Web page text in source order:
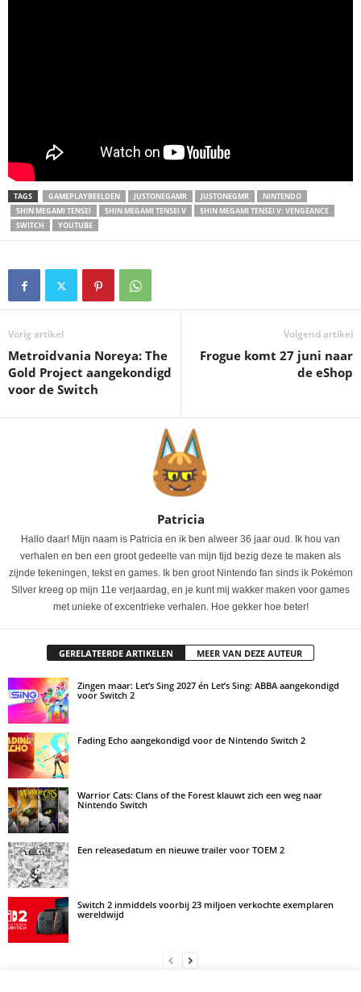
TAGS GAMEPLAYBEELDEN JUSTONEGAMR JUSTONEGMR
NINTENDO
SHIN MEGAMI TENSEI
SHIN MEGAMI TENSEI V
SHIN MEGAMI TENSEI V: VENGEANCE
SWITCH
YOUTUBE
Vorig artikel
Metroidvania Noreya: The
Gold Project aangekondigd
voor de Switch
Volgend artikel
Frogue komt 27 juni naar
de eShop
Patricia
Hallo daar! Mijn naam is Patricia en ik ben alweer 36 jaar oud. Ik hou van
verhalen en ben een groot gedeelte van mijn tijd bezig deze te maken als
zijnde tekeningen, tekst en games. Ik ben groot Nintendo fan sinds ik Pokémon
Silver kreeg op mijn 11e verjaardag, en je kunt mij wakker maken voor games
met unieke of excentrieke verhalen. Hoe gekker hoe beter!
GERELATEERDE ARTIKELEN MEER VAN DEZE AUTEUR
Zingen maar: Let’s Sing 2027 én Let’s Sing: ABBA aangekondigd
voor Switch 2
Fading Echo aangekondigd voor de Nintendo Switch 2
Warrior Cats: Clans of the Forest klauwt zich een weg naar
Nintendo Switch
Een releasedatum en nieuwe trailer voor TOEM 2
Switch 2 inmiddels voorbij 23 miljoen verkochte exemplaren
wereldwijd